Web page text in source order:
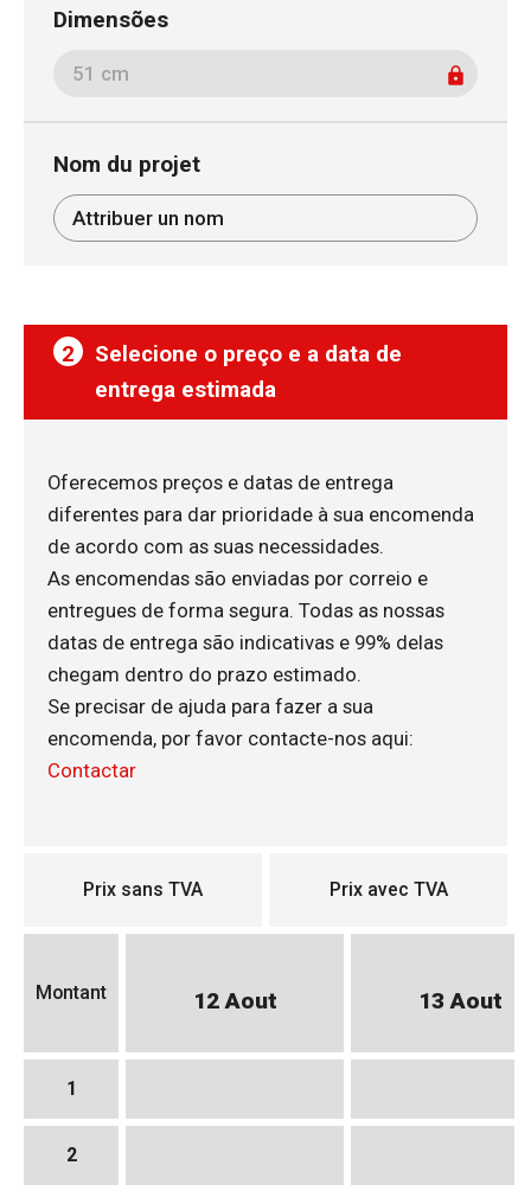
Dimensões
Nom du projet
2
Selecione o preço e a data de
entrega estimada
Oferecemos preços e datas de entrega
diferentes para dar prioridade à sua encomenda
de acordo com as suas necessidades.
As encomendas são enviadas por correio e
entregues de forma segura. Todas as nossas
datas de entrega são indicativas e 99% delas
chegam dentro do prazo estimado.
Se precisar de ajuda para fazer a sua
encomenda, por favor contacte-nos aqui:
Contactar
Prix sans TVA Prix avec TVA
Montant 12 Aout 13 Aout
1
2